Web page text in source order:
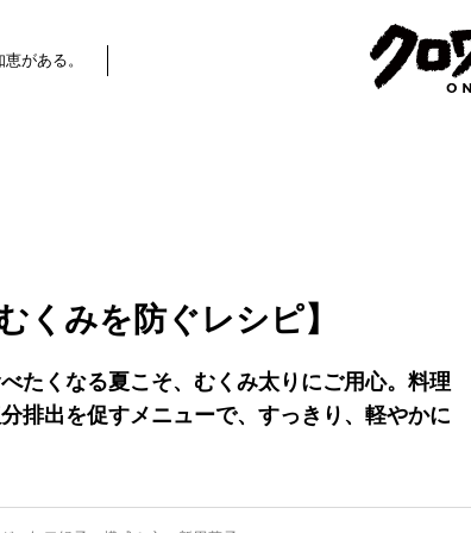
がある。
くみを防ぐレシピ】
たくなる夏こそ、むくみ太りにご用心。料理
排出を促すメニューで、すっきり、軽やかに